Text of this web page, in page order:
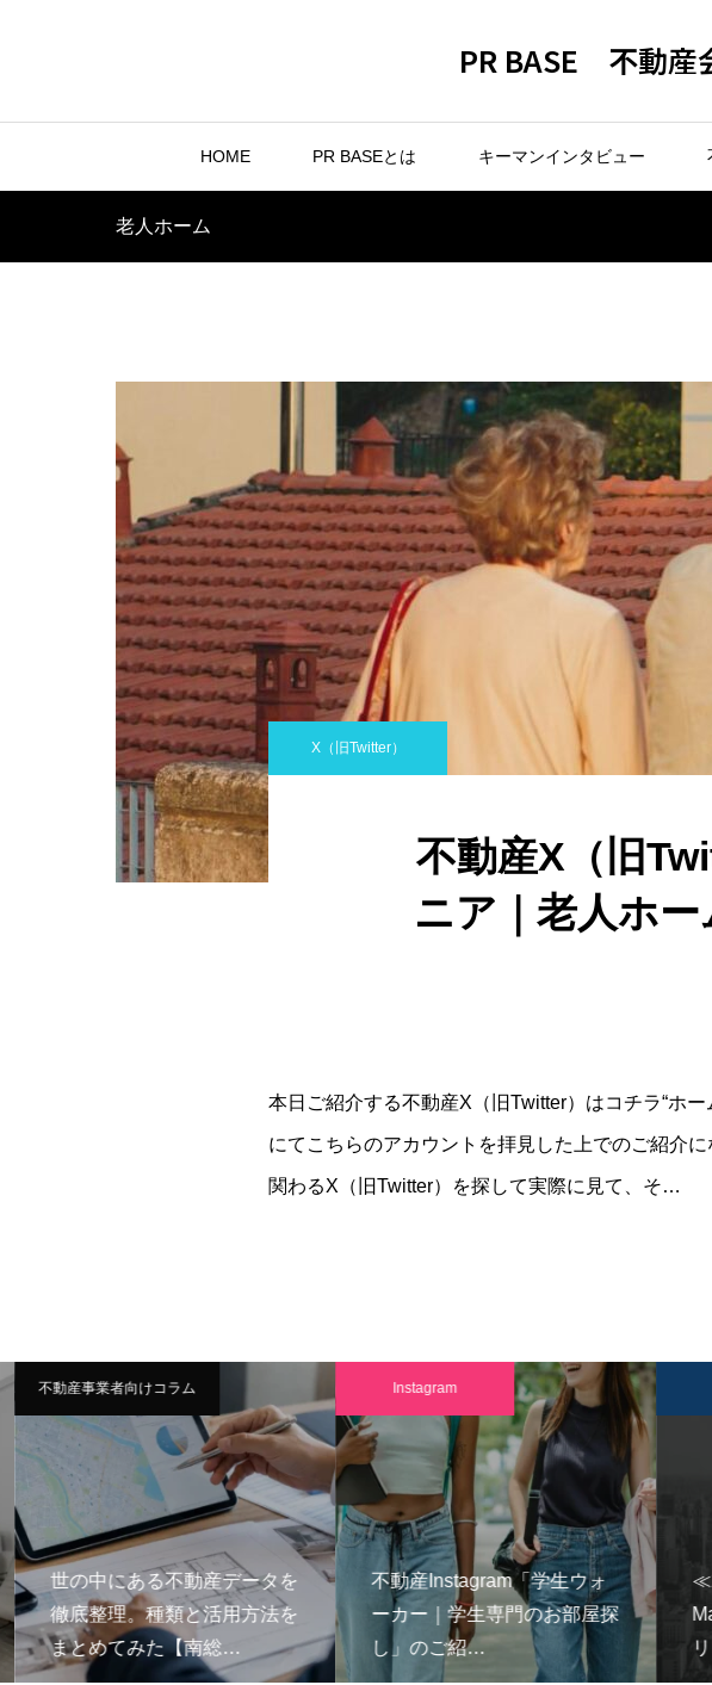
PR BASE 不動産
HOME PR BASEとは キーマンインタビュー
老人ホーム
X（旧Twitter）
不動産X（旧
ニア｜老人ホ
本日ご紹介する不動産X（旧Twitter）はコチラ“ホ
にてこちらのアカウントを拝見した上でのご紹介
関わるX（旧Twitter）を探して実際に見て、そ…
不動産事業者向けコラム
世の中にある不動産データを
徹底整理。種類と活用方法を
まとめてみた【南総…
Instagram
不動産Instagram「学生ウォ
ーカー｜学生専門のお部屋探
し」のご紹…
リ